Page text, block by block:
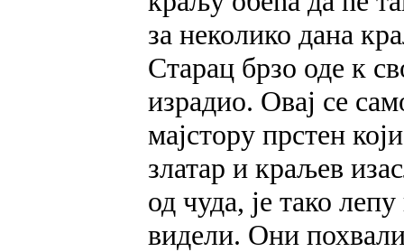
за неколико дана
Старац брзо оде к
израдио. Овај се
мајстору прстен
златар и краљев
од чуда, је тако
видели. Они